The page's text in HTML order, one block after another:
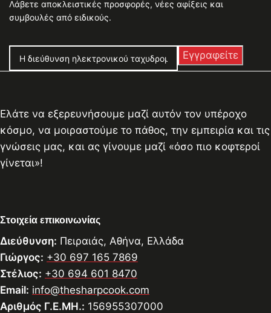
Λάβετε αποκλειστικές προσφορές, νέες αφίξεις και
συμβουλές από ειδικούς.
Ελάτε να εξερευνήσουμε μαζί αυτόν τον υπέροχο
κόσμο, να μοιραστούμε το πάθος, την εμπειρία και τις
γνώσεις μας, και ας γίνουμε μαζί «όσο πιο κοφτεροί
γίνεται»!
Στοιχεία επικοινωνίας
Διεύθυνση: Πειραιάς, Αθήνα, Ελλάδα
Γιώργος: +30 697 165 7869
Στέλιος: +30 694 601 8470
Email: info@thesharpcook.com
Αριθμός Γ.Ε.ΜΗ.: 156955307000